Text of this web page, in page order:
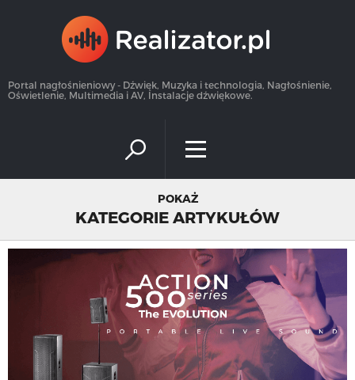
Portal nagłośnieniowy - Dźwięk, Muzyka i technologia, Nagłośnienie,
Oświetlenie, Multimedia i AV, Instalacje dźwiękowe.
POKAŻ
KATEGORIE ARTYKUŁÓW